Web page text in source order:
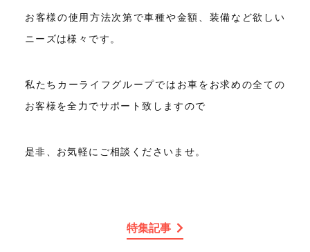
お客様の使用方法次第で車種や金額、装備など欲しい
ニーズは様々です。
私たちカーライフグループではお車をお求めの全ての
お客様を全力でサポート致しますので
是非、お気軽にご相談くださいませ。
特集記事